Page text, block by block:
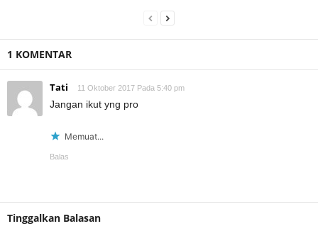
1 KOMENTAR
Tati 11 Oktober 2017 Pada 5:40 pm
Jangan ikut yng pro
Memuat...
Balas
Tinggalkan Balasan